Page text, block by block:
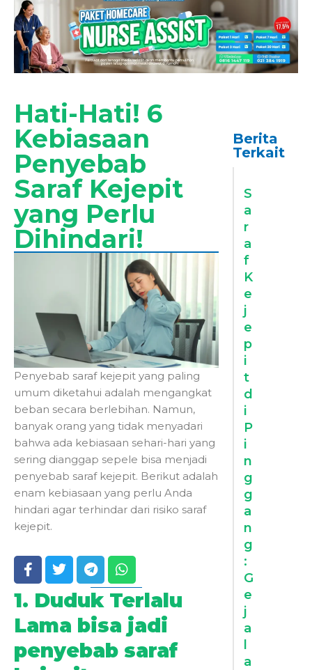
Hati-Hati! 6
Kebiasaan
Penyebab
Saraf Kejepit
yang Perlu
Dihindari!
Penyebab saraf kejepit yang paling
umum diketahui adalah mengangkat
beban secara berlebihan. Namun,
banyak orang yang tidak menyadari
bahwa ada kebiasaan sehari-hari yang
sering dianggap sepele bisa menjadi
penyebab saraf kejepit. Berikut adalah
enam kebiasaan yang perlu Anda
hindari agar terhindar dari risiko saraf
kejepit.
1. Duduk Terlalu
Lama bisa jadi
penyebab saraf
Berita
Terkait
S
a
r
a
f
K
e
j
e
p
i
t
d
i
P
i
n
g
g
a
n
g
:
G
e
j
a
l
a